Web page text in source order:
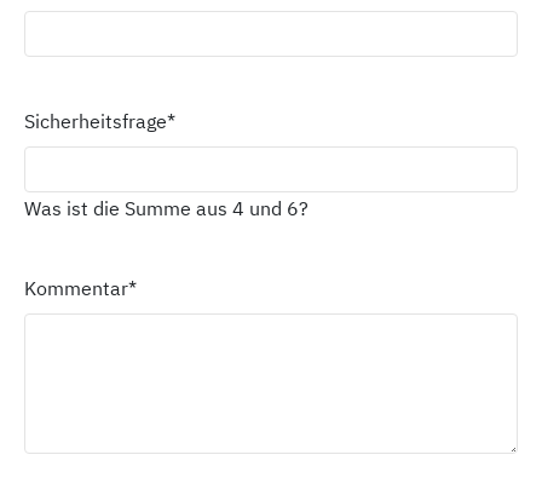
Sicherheitsfrage*
Was ist die Summe aus 4 und 6?
Kommentar*